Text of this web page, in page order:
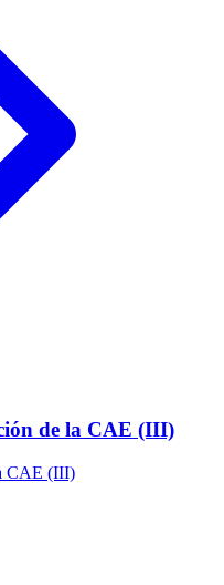
de la CAE (III)
CAE (III)